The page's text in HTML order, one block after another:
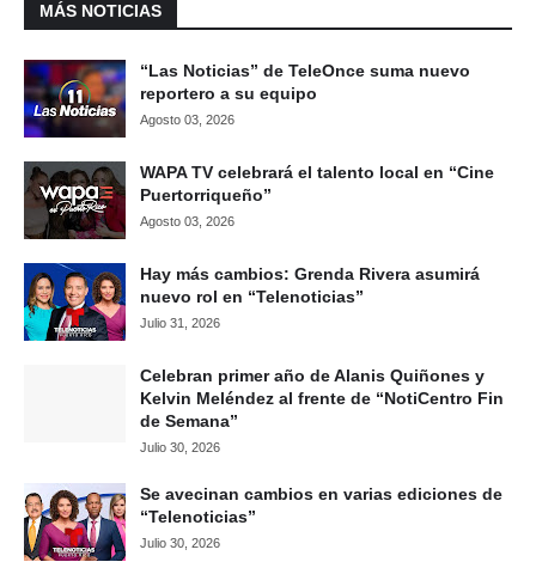
MÁS NOTICIAS
“Las Noticias” de TeleOnce suma nuevo
reportero a su equipo
Agosto 03, 2026
WAPA TV celebrará el talento local en “Cine
Puertorriqueño”
Agosto 03, 2026
Hay más cambios: Grenda Rivera asumirá
nuevo rol en “Telenoticias”
Julio 31, 2026
Celebran primer año de Alanis Quiñones y
Kelvin Meléndez al frente de “NotiCentro Fin
de Semana”
Julio 30, 2026
Se avecinan cambios en varias ediciones de
“Telenoticias”
Julio 30, 2026